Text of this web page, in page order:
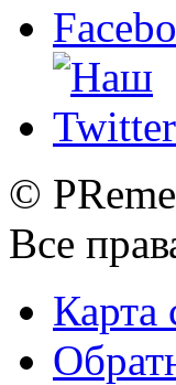
©
Все
Карта